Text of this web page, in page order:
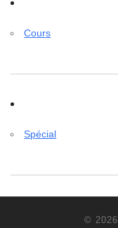
Cours
Spécial
© 2026